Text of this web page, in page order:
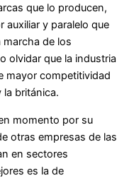
que lo producen,
auxiliar y paralelo que
marcha de los
olvidar que la industria
mayor competitividad
la británica.
momento por su
otras empresas de las
en sectores
es la de